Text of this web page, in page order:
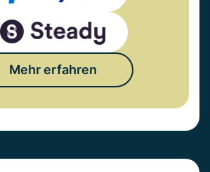
Mehr erfahren